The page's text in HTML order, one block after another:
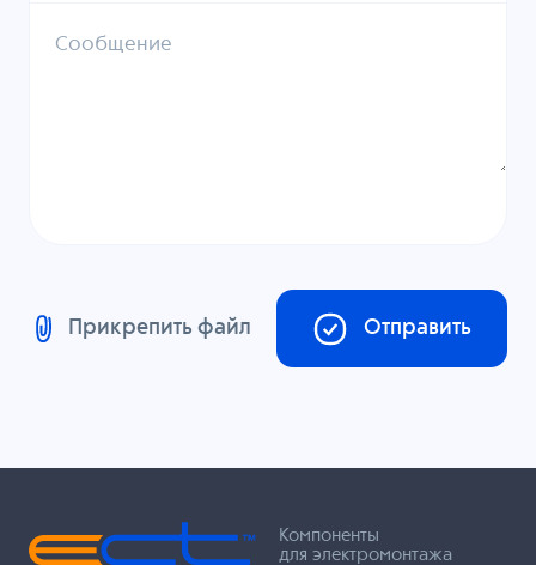
Сообщение
Прикрепить файл Отправить
Компоненты
для электромонтажа